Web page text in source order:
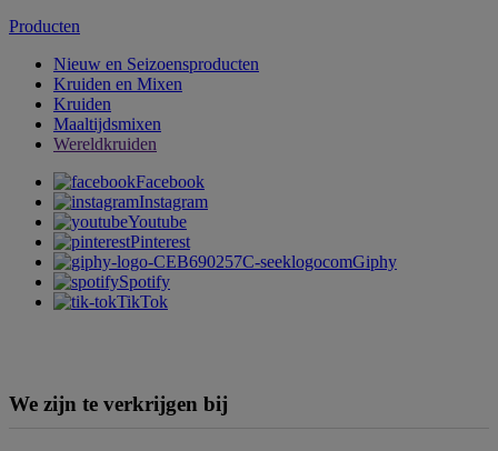
Producten
Nieuw en Seizoensproducten
Kruiden en Mixen
Kruiden
Maaltijdsmixen
Wereldkruiden
Facebook
Instagram
Youtube
Pinterest
Giphy
Spotify
TikTok
We zijn te verkrijgen bij